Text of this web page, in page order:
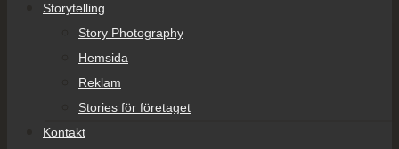
Storytelling
Story Photography
Hemsida
Reklam
Stories för företaget
Kontakt